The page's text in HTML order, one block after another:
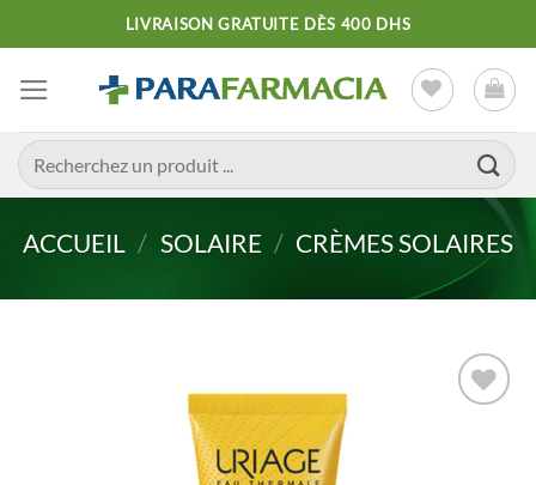
au
contenu
LIVRAISON GRATUITE DÈS 400 DHS
Recherche
pour :
ACCUEIL / SOLAIRE / CRÈMES SOLAIRES